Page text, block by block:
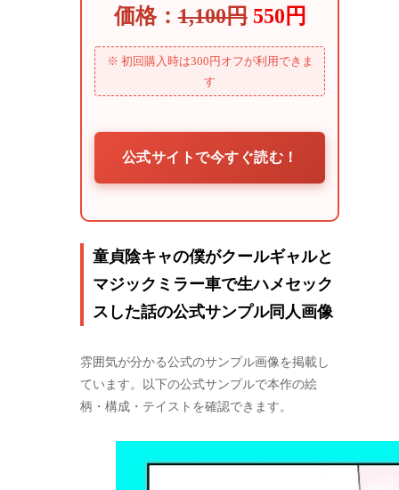
価格：1,100円 550円
※ 初回購入時は300円オフが利用できま
す
公式サイトで今すぐ読む！
童貞陰キャの僕がクールギャルと
マジックミラー車で生ハメセック
スした話の公式サンプル同人画像
雰囲気が分かる公式のサンプル画像を掲載し
ています。以下の公式サンプルで本作の絵
柄・構成・テイストを確認できます。